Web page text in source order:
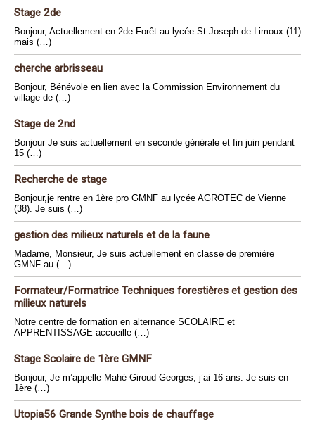
Stage 2de
Bonjour, Actuellement en 2de Forêt au lycée St Joseph de Limoux (11)
mais (…)
cherche arbrisseau
Bonjour, Bénévole en lien avec la Commission Environnement du
village de (…)
Stage de 2nd
Bonjour Je suis actuellement en seconde générale et fin juin pendant
15 (…)
Recherche de stage
Bonjour,je rentre en 1ère pro GMNF au lycée AGROTEC de Vienne
(38). Je suis (…)
gestion des milieux naturels et de la faune
Madame, Monsieur, Je suis actuellement en classe de première
GMNF au (…)
Formateur/Formatrice Techniques forestières et gestion des
milieux naturels
Notre centre de formation en alternance SCOLAIRE et
APPRENTISSAGE accueille (…)
Stage Scolaire de 1ère GMNF
Bonjour, Je m’appelle Mahé Giroud Georges, j’ai 16 ans. Je suis en
1ère (…)
Utopia56 Grande Synthe bois de chauffage